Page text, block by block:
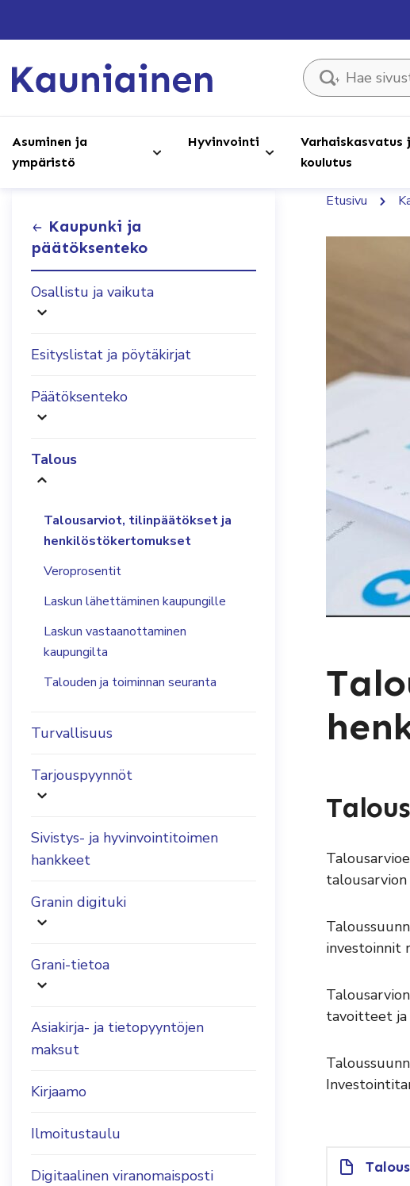
Hae sivustolta ...
Asuminen ja
ympäristö
Hyvinvointi
Varhaiskasvatus
koulutus
Kaupunki ja
päätöksenteko
Osallistu ja vaikuta
Esityslistat ja pöytäkirjat
Päätöksenteko
Talous
Talousarviot, tilinpäätökset ja
henkilöstökertomukset
Veroprosentit
Laskun lähettäminen kaupungille
Laskun vastaanottaminen
kaupungilta
Talouden ja toiminnan seuranta
Turvallisuus
Tarjouspyynnöt
Sivistys- ja hyvinvointitoimen
hankkeet
Granin digituki
Grani-tietoa
Asiakirja- ja tietopyyntöjen
maksut
Kirjaamo
Ilmoitustaulu
Digitaalinen viranomaisposti
Etusivu
investoinnit
tavoitteet ja